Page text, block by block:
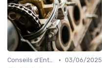
Conseils d'Entretien Auto • 03/06/2025